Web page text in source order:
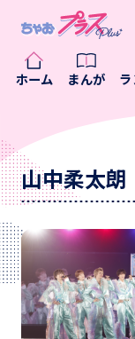
ホーム まんが
山中柔太朗